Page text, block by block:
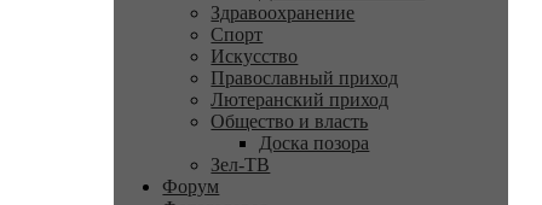
Здравоохранение
Спорт
Искусство
Православный приход
Лютеранский приход
Общество и власть
Доска позора
Зел-ТВ
Форум